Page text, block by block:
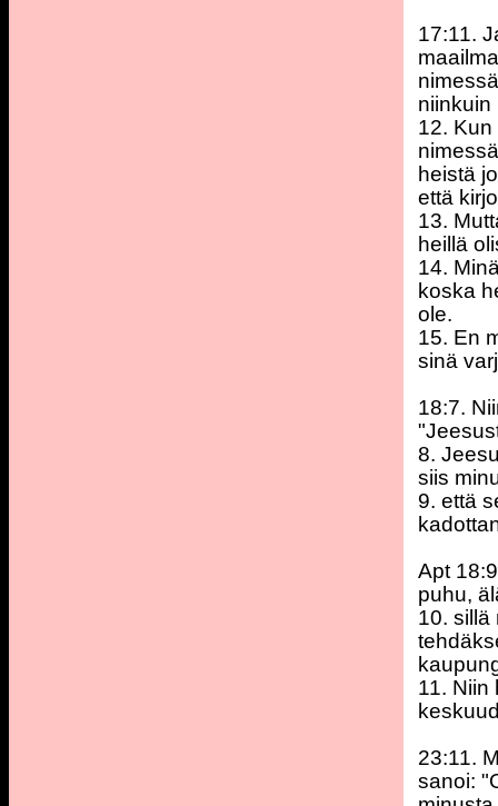
17:11.
niinkuin
12.
heistä
että
13.
heillä
14.
koska
ole.
15. En
sinä
18:7.
8.
siis
9. että
Apt
puhu,
10. sillä
11. Niin
23:11.
sanoi: